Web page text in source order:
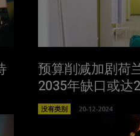
预算削减加剧荷
2035年缺口或达
没有类别 20-12-2024